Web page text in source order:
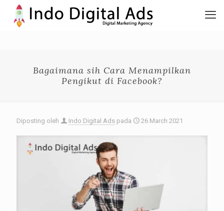
Bagaimana sih Cara Menampilkan
Pengikut di Facebook?
Diposting oleh Indo Digital Ads pada 26 March 2021